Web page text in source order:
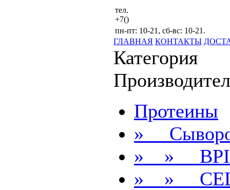
тел.
+7()
пн-пт: 10-21, сб-вс: 10-21.
ГЛАВНАЯ КОНТАКТЫ
Категория
Протеины
»
» » BPI
» »